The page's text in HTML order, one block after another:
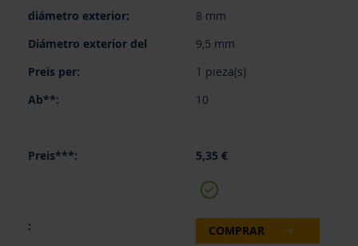
8 mm
9,5 mm
1 pieza(s)
10
5,35 €
COMPRAR